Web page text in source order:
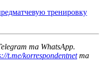
тренировку
та WhatsApp.
t.me/korrespondentnetта